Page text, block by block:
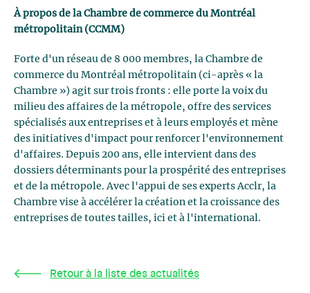
À propos de la Chambre de commerce du Montréal
métropolitain (CCMM)
Forte d'un réseau de 8 000 membres, la Chambre de
commerce du Montréal métropolitain (ci-après « la
Chambre ») agit sur trois fronts : elle porte la voix du
milieu des affaires de la métropole, offre des services
spécialisés aux entreprises et à leurs employés et mène
des initiatives d'impact pour renforcer l'environnement
d'affaires. Depuis 200 ans, elle intervient dans des
dossiers déterminants pour la prospérité des entreprises
et de la métropole. Avec l'appui de ses experts Acclr, la
Chambre vise à accélérer la création et la croissance des
entreprises de toutes tailles, ici et à l'international.
Retour à la liste des actualités